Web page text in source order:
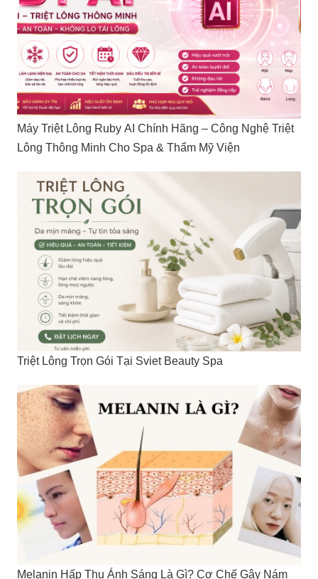
Máy Triệt Lông Ruby AI Chính Hãng – Công Nghệ Triệt
Lông Thông Minh Cho Spa & Thẩm Mỹ Viện
Triệt Lông Trọn Gói Tại Sviet Beauty Spa
Melanin Hấp Thụ Ánh Sáng Là Gì? Cơ Chế Gây Nám